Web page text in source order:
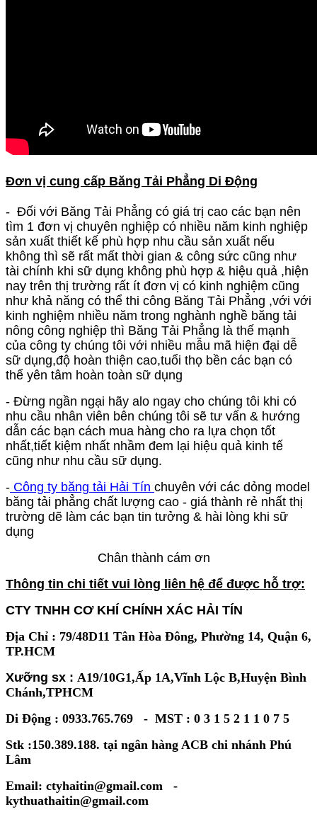
Đơn vị cung cấp Băng Tải Phẳng Di Động
- Đối với Băng Tải Phẳng có giá trị cao các bạn nên
tìm 1 đơn vị chuyên nghiệp có nhiều năm kinh nghiệp
sản xuất thiết kế phù hợp nhu cầu sản xuất nếu
không thì sẽ rất mất thời gian & công sức cũng như
tài chính khi sữ dụng không phù hợp & hiệu quả ,hiện
nay trên thị trường rất ít đơn vị có kinh nghiệm cũng
như khả năng có thể thi công Băng Tải Phẳng ,với với
kinh nghiệm nhiều năm trong nghành nghề băng tải
nông công nghiệp thì Băng Tải Phẳng là thế mạnh
của công ty chúng tôi với nhiều mẫu mã hiện đại dễ
sữ dụng,độ hoàn thiện cao,tuổi thọ bền các bạn có
thể yên tâm hoàn toàn sữ dụng
- Đừng ngần ngại hãy alo ngay cho chúng tôi khi có
nhu cầu nhân viên bên chúng tôi sẽ tư vấn & hướng
dẫn các bạn cách mua hàng cho ra lựa chọn tốt
nhất,tiết kiệm nhất nhầm đem lại hiệu quả kinh tế
cũng như nhu cầu sữ dụng.
- Công ty băng tải Hải Tín chuyên với các dỏng model
băng tải phẳng chất lượng cao - giá thành rẻ nhất thị
trường dẽ làm các bạn tin tưởng & hài lòng khi sữ
dụng
Chân thành cám ơn
Thông tin chi tiết vui lòng liên hệ để được hỗ trợ:
CTY TNHH CƠ KHÍ CHÍNH XÁC HẢI TÍN
Địa Chỉ : 79/48D11 Tân Hòa Đông, Phường 14, Quận 6,
TP.HCM
Xưỡng sx : A19/10G1,Ấp 1A,Vĩnh Lộc B,Huyện Bình
Chánh,TPHCM
Di Động : 0933.765.769 - MST : 0 3 1 5 2 1 1 0 7 5
Stk :150.389.188. tại ngân hàng ACB chi nhánh Phú
Lâm
Email: ctyhaitin@gmail.com -
kythuathaitin@gmail.com